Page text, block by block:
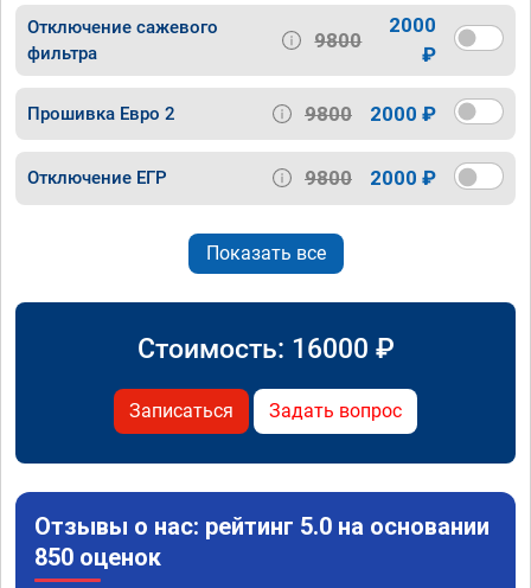
Отключение сажевого
фильтра
9800
2000
₽
Прошивка Евро 2 9800 2000 ₽
Отключение ЕГР 9800 2000 ₽
Показать все
Стоимость: 16000 ₽
Записаться Задать вопрос
Отзывы о нас: рейтинг 5.0 на основании
850 оценок